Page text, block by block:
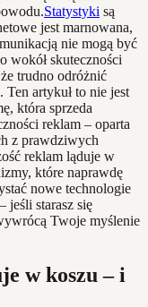
Statystyki są
jest marnowana,
nie mogą być
wokół skuteczności
trudno odróżnić
Ten artykuł to nie jest
która sprzeda
reklam – oparta
z prawdziwych
reklam ląduje w
które naprawdę
nowe technologie
jeśli starasz się
Twoje myślenie
w koszu – i